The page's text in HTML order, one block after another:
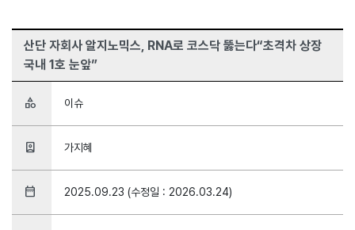
산단 자회사 알지노믹스, RNA로 코스닥 뚫는다“초격차 상장
국내 1호 눈앞”
category 이슈
person_book 가지혜
date_range 2025.09.23 (수정일 : 2026.03.24)